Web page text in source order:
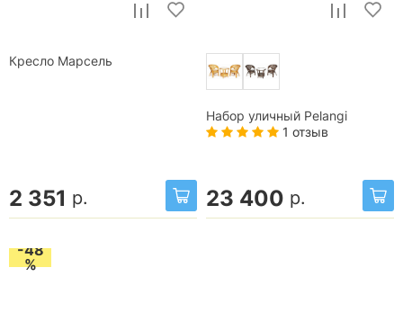
Кресло Марсель
2 351 р.
Набор уличный Pelangi
1 отзыв
23 400 р.
-48
%